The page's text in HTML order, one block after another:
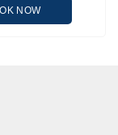
NOW